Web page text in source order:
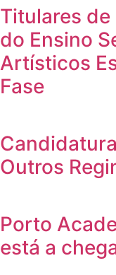
Titulares
do Ensino
Artísticos
Fase
Outros
Porto
está a